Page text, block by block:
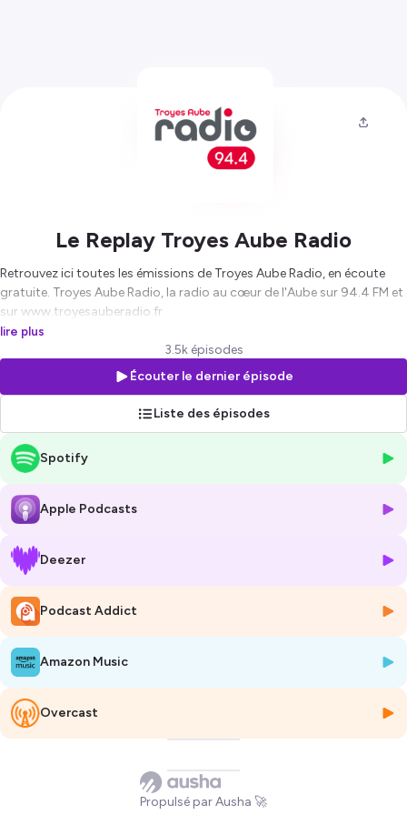
Le Replay Troyes Aube Radio
Retrouvez ici toutes les émissions de Troyes Aube Radio, en écoute
gratuite. Troyes Aube Radio, la radio au cœur de l'Aube sur 94.4 FM et
sur www.troyesauberadio.fr
Hébergé par Ausha. Visitez
lire plus
3.5k épisodes
Écouter le dernier épisode
Liste des épisodes
Spotify
Apple Podcasts
Deezer
Podcast Addict
Amazon Music
Overcast
Propulsé par Ausha 🚀